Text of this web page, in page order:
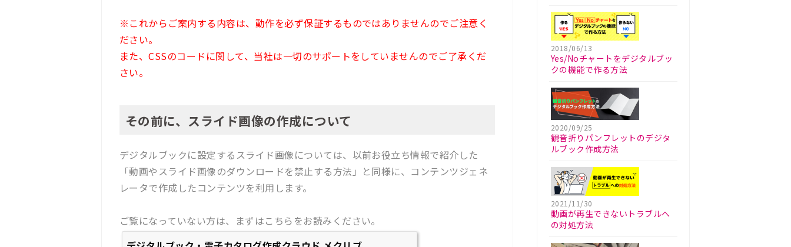
※これからご案内する内容は、動作を必ず保証するものではありませんのでご注意く
ださい。
また、CSSのコードに関して、当社は一切のサポートをしていませんのでご了承くだ
さい。
その前に、スライド画像の作成について
デジタルブックに設定するスライド画像については、以前お役立ち情報で紹介した
「動画やスライド画像のダウンロードを禁止する方法」と同様に、コンテンツジェネ
レータで作成したコンテンツを利用します。
ご覧になっていない方は、まずはこちらをお読みください。
2018/06/13
Yes/Noチャートをデジタルブッ
クの機能で作る方法
2020/09/25
観音折りパンフレットのデジタ
ルブック作成方法
2021/11/30
動画が再生できないトラブルへ
の対処方法